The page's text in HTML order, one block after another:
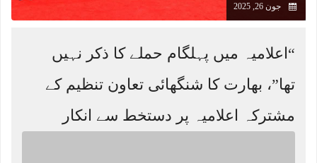
جون 26, 2025
“اعلامیہ میں پہلگام حملے کا ذکر نہیں
تھا”، بھارت کا شنگھائی تعاون تنظیم کے
مشترکہ اعلامیہ پر دستخط سے انکار